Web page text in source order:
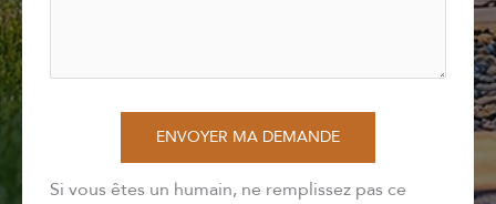
ENVOYER MA DEMANDE
Si vous êtes un humain, ne remplissez pas ce